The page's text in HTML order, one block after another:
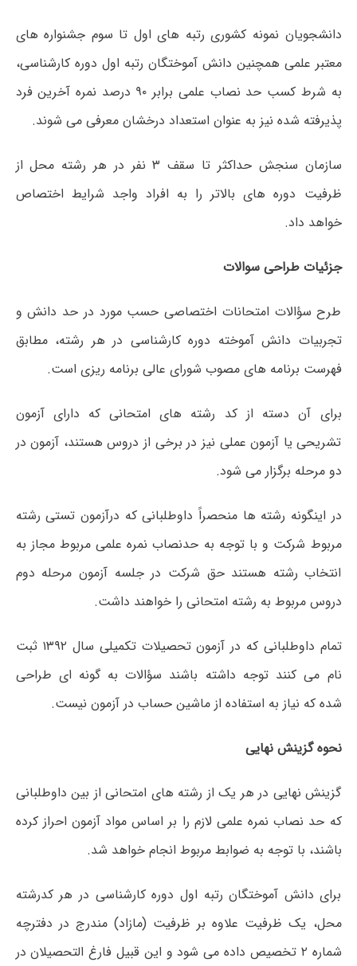
دانشجویان نمونه کشوری رتبه های اول تا سوم جشنواره های
معتبر علمی همچنین دانش آموختگان رتبه اول دوره کارشناسی،
به شرط کسب حد نصاب علمی برابر ۹۰ درصد نمره آخرین فرد
پذیرفته شده نیز به عنوان استعداد درخشان معرفی می شوند.
سازمان سنجش حداکثر تا سقف ۳ نفر در هر رشته محل از
ظرفیت دوره های بالاتر را به افراد واجد شرایط اختصاص
خواهد داد.
جزئیات طراحی سوالات
طرح سؤالات امتحانات اختصاصی حسب مورد در حد دانش و
تجربیات دانش آموخته دوره کارشناسی در هر رشته، مطابق
فهرست برنامه های مصوب شورای عالی برنامه ریزی است.
برای آن دسته از کد رشته های امتحانی که دارای آزمون
تشریحی یا آزمون عملی نیز در برخی از دروس هستند، آزمون در
دو مرحله برگزار می شود.
در اینگونه رشته ها منحصراً داوطلبانی که درآزمون تستی رشته
مربوط شرکت و با توجه به حدنصاب نمره علمی مربوط مجاز به
انتخاب رشته هستند حق شرکت در جلسه آزمون مرحله دوم
دروس مربوط به رشته امتحانی را خواهند داشت.
تمام داوطلبانی که در آزمون تحصیلات تکمیلی سال ۱۳۹۲ ثبت
نام می کنند توجه داشته باشند سؤالات به گونه ای طراحی
شده که نیاز به استفاده از ماشین حساب در آزمون نیست.
نحوه گزینش نهایی
گزینش نهایی در هر یک از رشته های امتحانی از بین داوطلبانی
که حد نصاب نمره علمی لازم را بر اساس مواد آزمون احراز کرده
باشند، با توجه به ضوابط مربوط انجام خواهد شد.
برای دانش آموختگان رتبه اول دوره کارشناسی در هر کدرشته
محل، یک ظرفیت علاوه بر ظرفیت (مازاد) مندرج در دفترچه
شماره ۲ تخصیص داده می شود و این قبیل فارغ التحصیلان در